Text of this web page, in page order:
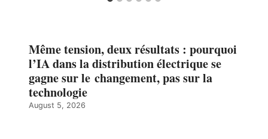
Même tension, deux résultats : pourquoi
l’IA dans la distribution électrique se
gagne sur le changement, pas sur la
technologie
August 5, 2026